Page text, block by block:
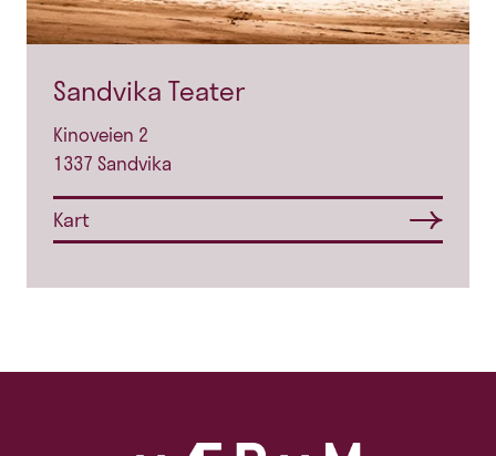
Sandvika Teater
Kinoveien 2
1337 Sandvika
Kart